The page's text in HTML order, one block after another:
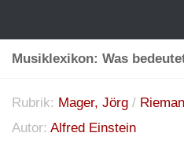
Musiklexikon: Was
Rubrik: Mager, Jörg /
Autor: Alfred Einstein